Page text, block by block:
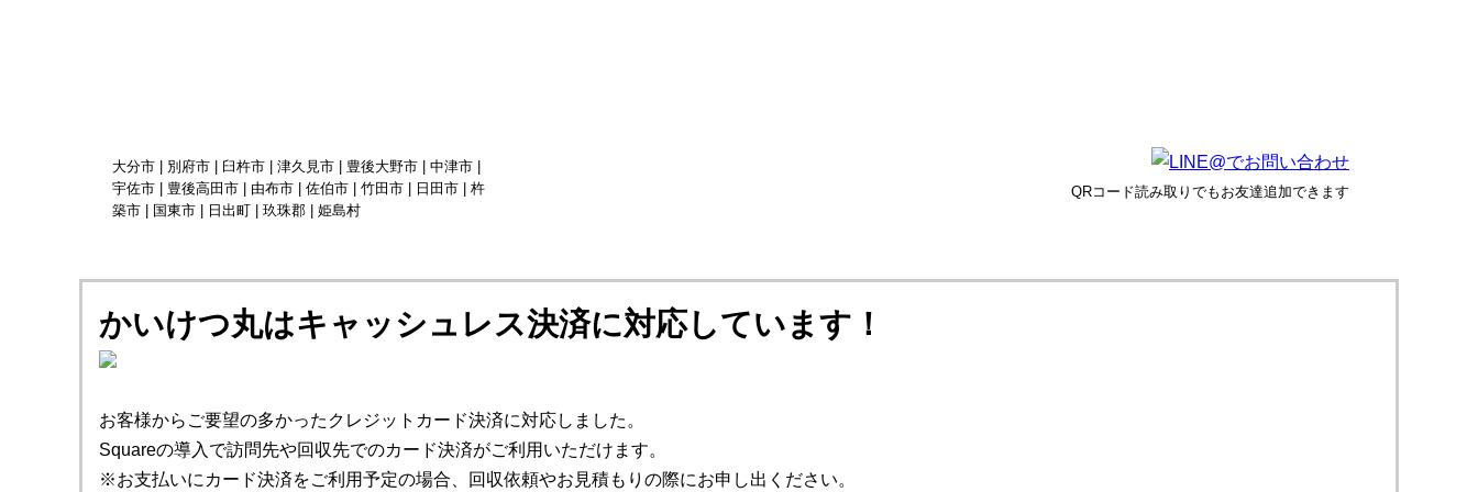
大分市 | 別府市 | 臼杵市 | 津久見市 | 豊後大野市 | 中津市 |
宇佐市 | 豊後高田市 | 由布市 | 佐伯市 | 竹田市 | 日田市 | 杵
築市 | 国東市 | 日出町 | 玖珠郡 | 姫島村
QRコード読み取りでもお友達追加できます
かいけつ丸はキャッシュレス決済に対応しています！
お客様からご要望の多かったクレジットカード決済に対応しました。
Squareの導入で訪問先や回収先でのカード決済がご利用いただけます。
※お支払いにカード決済をご利用予定の場合、回収依頼やお見積もりの際にお申し出ください。